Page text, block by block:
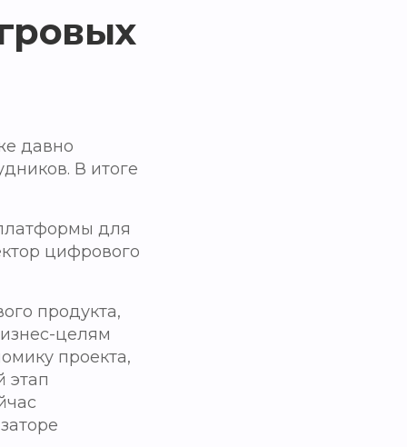
давно
В итоге
для
цифрового
продукта,
целям
проекта,
этап